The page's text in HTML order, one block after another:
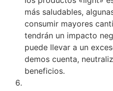
más saludables,
consumir mayores
tendrán un impacto
puede llevar a un
demos cuenta,
beneficios.